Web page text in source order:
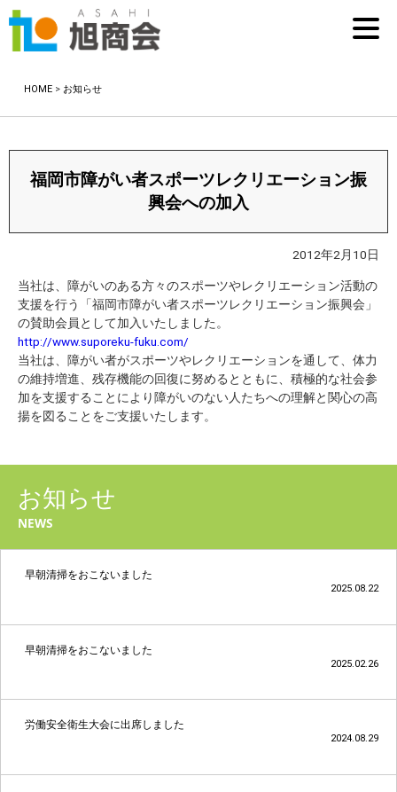
HOME > お知らせ
福岡市障がい者スポーツレクリエーション振
興会への加入
2012年2月10日
当社は、障がいのある方々のスポーツやレクリエーション活動の
支援を行う「福岡市障がい者スポーツレクリエーション振興会」
の賛助会員として加入いたしました。
http://www.suporeku-fuku.com/
当社は、障がい者がスポーツやレクリエーションを通して、体力
の維持増進、残存機能の回復に努めるとともに、積極的な社会参
加を支援することにより障がいのない人たちへの理解と関心の高
揚を図ることをご支援いたします。
お知らせ
NEWS
早朝清掃をおこないました
2025.08.22
早朝清掃をおこないました
2025.02.26
労働安全衛生大会に出席しました
2024.08.29